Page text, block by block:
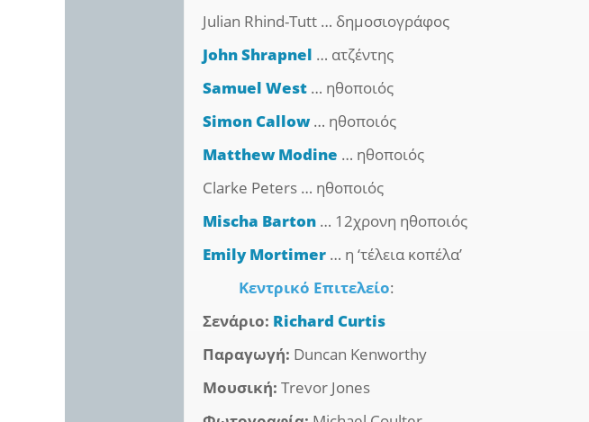
Julian Rhind-Tutt … δημοσιογράφος
John Shrapnel … ατζέντης
Samuel West … ηθοποιός
Simon Callow… ηθοποιός
Matthew Modine … ηθοποιός
Clarke Peters … ηθοποιός
Mischa Barton … 12χρονη ηθοποιός
Emily Mortimer … η ‘τέλεια κοπέλα’
Κεντρικό Επιτελείο:
Σενάριο: Richard Curtis
Παραγωγή: Duncan Kenworthy
Μουσική: Trevor Jones